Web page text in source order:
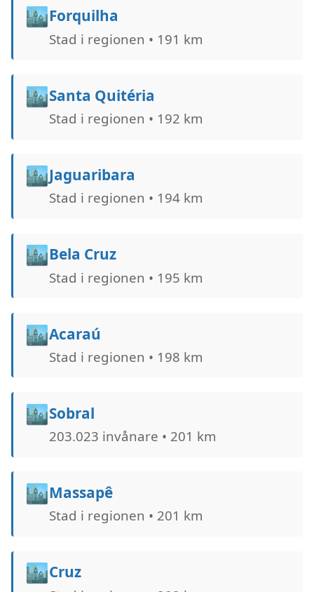
🏙️Forquilha
Stad i regionen • 191 km
🏙️Santa Quitéria
Stad i regionen • 192 km
🏙️Jaguaribara
Stad i regionen • 194 km
🏙️Bela Cruz
Stad i regionen • 195 km
🏙️Acaraú
Stad i regionen • 198 km
🏙️Sobral
203.023 invånare • 201 km
🏙️Massapê
Stad i regionen • 201 km
🏙️Cruz